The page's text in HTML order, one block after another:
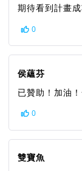
期待看到計畫
0
侯蘊芬
已贊助！加油
0
雙寶魚